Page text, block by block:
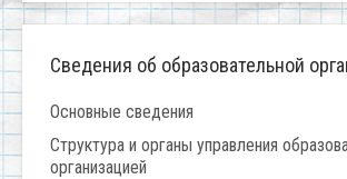
Сведения об образовательной
Основные сведения
Структура и органы управления
организацией